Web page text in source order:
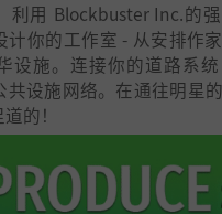
利用 Blockbuster Inc.的
计你的工作室 - 从安排作
设施。连接你的道路系
共设施网络。在通往明星
的！